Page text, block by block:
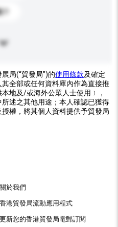
局(“貿發局”)的使用條款及確定
全部或任何資料庫內作為直接推
地及/或海外公眾人士使用﹞，
所述之其他用途；本人確認已獲得
權，將其個人資料提供予貿發局
關於我們
香港貿發局流動應用程式
更新您的香港貿發局電郵訂閱